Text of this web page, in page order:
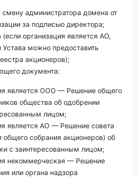
смену администратора домена от
за подписью директора;
(если организация является АО,
Устава можно предоставить
акционеров);
документа:
является ООО — Решение общего
общества об одобрении
лицом;
является АО — Решение совета
общего собрания акционеров) об
с заинтересованным лицом;
некоммерческая — Решение
или органа надзора